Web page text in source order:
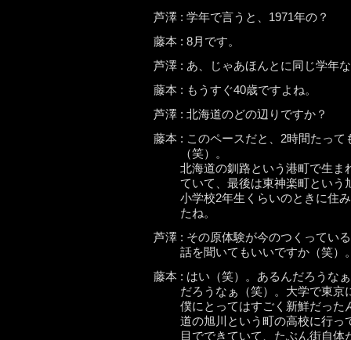
芦澤 : 学年で言うと、1971年の？
藤本 : 8月です。
芦澤 : あ、じゃあほんとに同じ学年
藤本 : もうすぐ40歳ですよね。
芦澤 : 北海道のどの辺りですか？
藤本 : このペースだと、2時間たっ
（笑）。
北海道の釧路という港町で生ま
ていて、最後は東神楽町という
小学校2年生くらいのときに住
たね。
芦澤 : その原体験が今のつくってい
話を聞いてもいいですか（笑）
藤本 : はい（笑）。あるんだろうな
だろうなぁ（笑）。大学で東
僕にとってはすごく新鮮だった
道の旭川という町の高校に行っ
目でできていて、たぶん街自